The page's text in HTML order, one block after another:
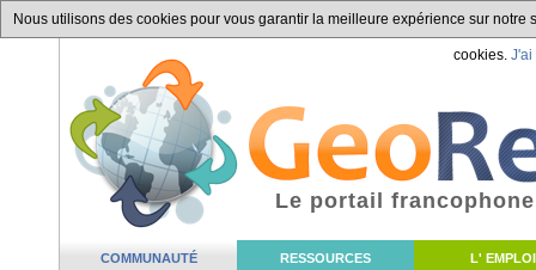
Nous utilisons des cookies pour vous garantir la meilleure expérience sur
cookies. J'ai
COMMUNAUTÉ RESSOURCES L' EMPLOI
Le portail